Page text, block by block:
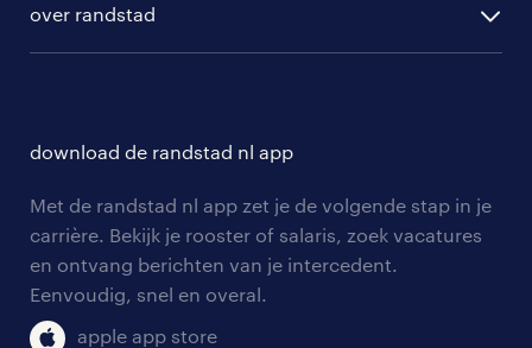
hr-diensten
branches
tarieven
personeel gezocht
aanmelden nieuwsbrief
solliciteren
blogs en artikelen
salarischecker
bruto-netto calculator
over randstad
onze vestigingen
pers
klachten en misstanden
download de randstad nl app
Met de randstad nl app zet je de volgende stap in je
carrière. Bekijk je rooster of salaris, zoek vacatures
en ontvang berichten van je intercedent.
Eenvoudig, snel en overal.
apple app store